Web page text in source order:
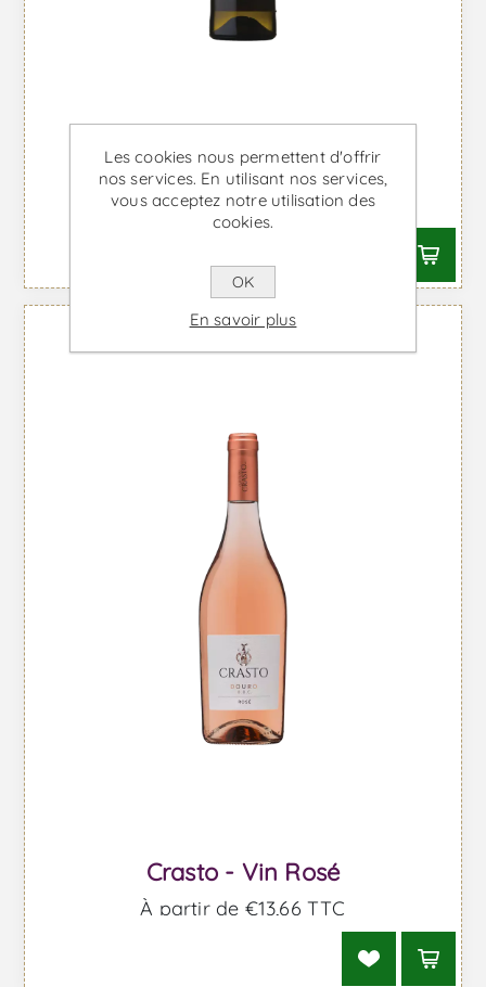
Passa - Vin Blanc
À partir de €10,79 TTC
Crasto - Vin Rosé
À partir de €13,66 TTC
Les cookies nous permettent d'offrir
nos services. En utilisant nos services,
vous acceptez notre utilisation des
cookies.
OK
En savoir plus